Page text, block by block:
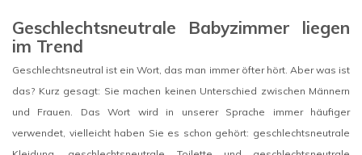
Geschlechtsneutrale Babyzimmer liegen
im Trend
Geschlechtsneutral ist ein Wort, das man immer öfter hört. Aber was ist
das? Kurz gesagt: Sie machen keinen Unterschied zwischen Männern
und Frauen. Das Wort wird in unserer Sprache immer häufiger
verwendet, vielleicht haben Sie es schon gehört: geschlechtsneutrale